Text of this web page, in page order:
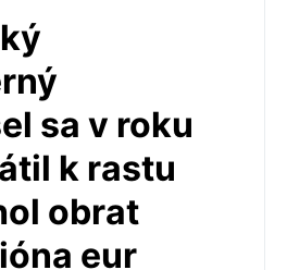
sa v roku
k rastu
obrat
eur